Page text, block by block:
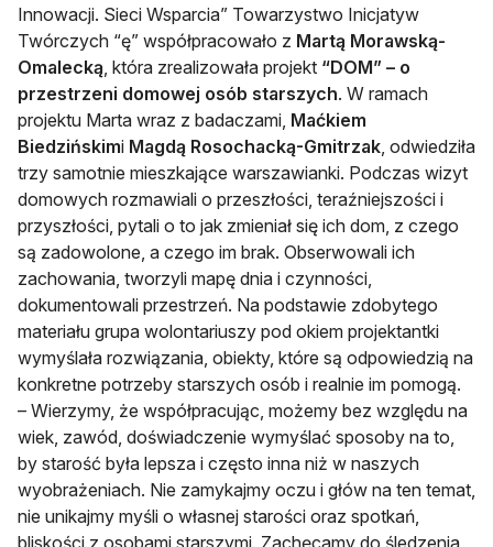
Innowacji. Sieci Wsparcia” Towarzystwo Inicjatyw
Twórczych “ę” współpracowało z Martą Morawską-
Omalecką , która zrealizowała projekt “DOM” – o
przestrzeni domowej osób starszych. W ramach
projektu Marta wraz z badaczami, Maćkiem
Biedzińskimi Magdą Rosochacką-Gmitrzak , odwiedziła
trzy samotnie mieszkające warszawianki. Podczas wizyt
domowych rozmawiali o przeszłości, teraźniejszości i
przyszłości, pytali o to jak zmieniał się ich dom, z czego
są zadowolone, a czego im brak. Obserwowali ich
zachowania, tworzyli mapę dnia i czynności,
dokumentowali przestrzeń. Na podstawie zdobytego
materiału grupa wolontariuszy pod okiem projektantki
wymyślała rozwiązania, obiekty, które są odpowiedzią na
konkretne potrzeby starszych osób i realnie im pomogą.
– Wierzymy, że współpracując, możemy bez względu na
wiek, zawód, doświadczenie wymyślać sposoby na to,
by starość była lepsza i często inna niż w naszych
wyobrażeniach. Nie zamykajmy oczu i głów na ten temat,
nie unikajmy myśli o własnej starości oraz spotkań,
bliskości z osobami starszymi. Zachęcamy do śledzenia